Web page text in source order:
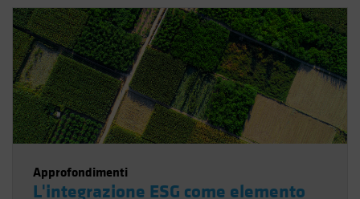
Approfondimenti
L'integrazione ESG come elemento